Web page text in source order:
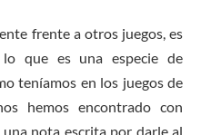
frente a otros juegos, es
que es una especie de
teníamos en los juegos de
hemos encontrado con
nota escrita por darle al